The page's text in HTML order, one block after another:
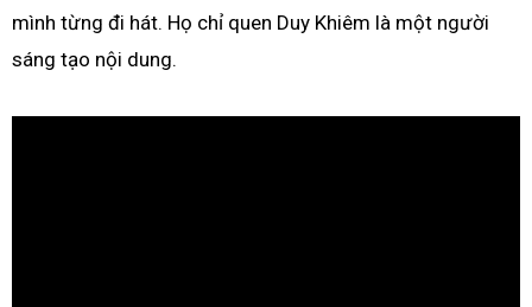
mình từng đi hát. Họ chỉ quen Duy Khiêm là một người
sáng tạo nội dung.